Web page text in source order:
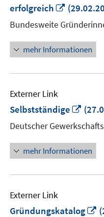
erfolgreich
In
neuem
Fenster
öffnen
Bundesweite
mehr Informationen
Externer Link
Selbstständige
In
öffnen
Deutscher
mehr Informationen
Externer Link
Gründungskatalog
In